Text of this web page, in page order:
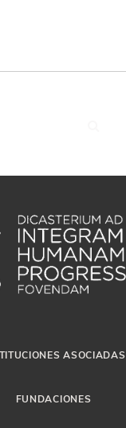
ASOCIADAS
FUNDACIONES